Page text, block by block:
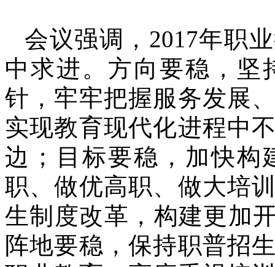
会议强调， 2017年职
中求进。方向要稳，坚
针，牢牢把握服务发展
实现教育现代化进程中
边；目标要稳，加快构
职、做优高职、做大培
生制度改革，构建更加
阵地要稳，保持职普招